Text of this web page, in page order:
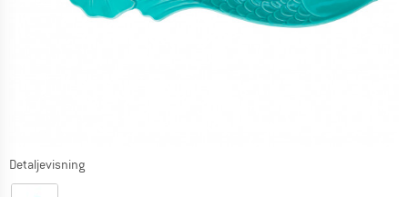
Detaljevisning